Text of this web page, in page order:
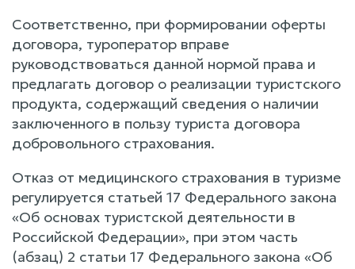
Соответственно, при формировании оферты
договора, туроператор вправе
руководствоваться данной нормой права и
предлагать договор о реализации туристского
продукта, содержащий сведения о наличии
заключенного в пользу туриста договора
добровольного страхования.
Отказ от медицинского страхования в туризме
регулируется статьей 17 Федерального закона
«Об основах туристской деятельности в
Российской Федерации», при этом часть
(абзац) 2 статьи 17 Федерального закона «Об